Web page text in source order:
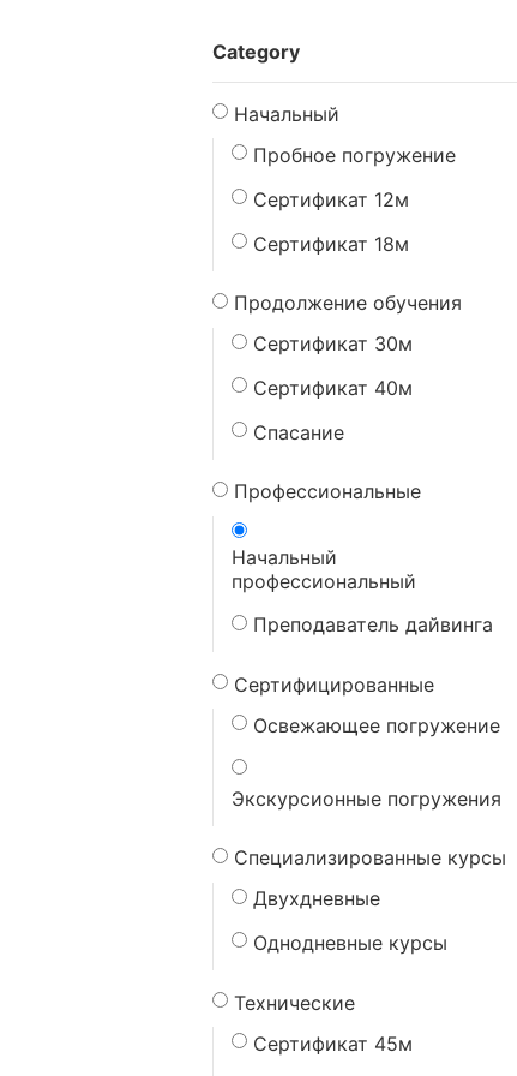
Category
Начальный
Пробное погружение
Сертификат 12м
Сертификат 18м
Продолжение обучения
Сертификат 30м
Сертификат 40м
Спасание
Профессиональные
Начальный
профессиональный
Преподаватель дайвинга
Сертифицированные
Освежающее погружение
Экскурсионные погружения
Специализированные курсы
Двухдневные
Однодневные курсы
Технические
Сертификат 45м